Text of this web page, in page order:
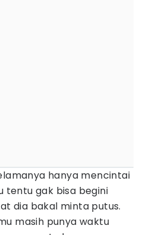
hanya mencintai
tentu gak bisa begini
dia bakal minta putus.
masih punya waktu